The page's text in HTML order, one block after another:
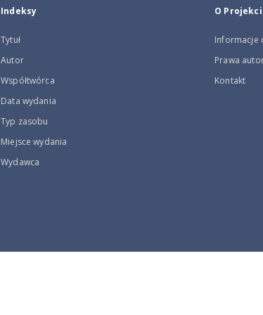
Indeksy
Tytuł
Autor
Współtwórca
Data wydania
Typ zasobu
Miejsce wydania
Wydawca
O
Informacje
Prawa
Kontakt